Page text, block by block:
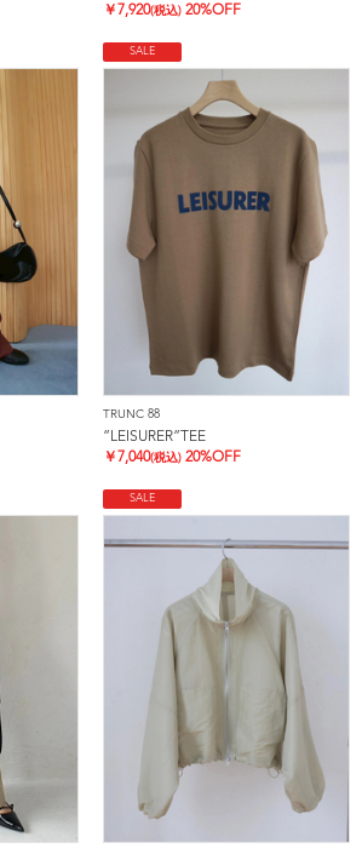
￥ 7,920(税込) 20%OFF
SALE
TRUNC 88
”LEISURER”TEE
￥ 7,040(税込) 20%OFF
SALE